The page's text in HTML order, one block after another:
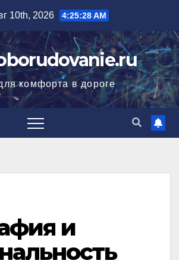
10th, 2026 4:25:29 AM
комфорта в дороге
и